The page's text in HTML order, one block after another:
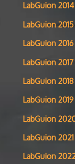
LabGuion 2014
LabGuion 2015
LabGuion 2016
LabGuion 2017
LabGuion 2018
LabGuion 2019
LabGuion
LabGuion 2021
LabGuion